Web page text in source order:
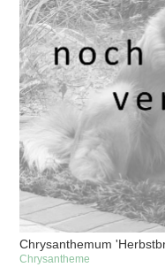
Chrysanthemum
Chrysantheme